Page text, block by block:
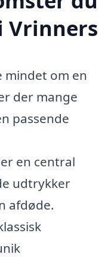
Vrinners
om en
der mange
passende
en central
udtrykker
afdøde.